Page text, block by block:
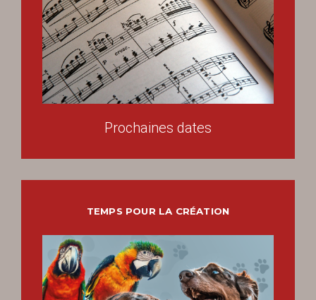
Prochaines dates
TEMPS POUR LA CRÉATION